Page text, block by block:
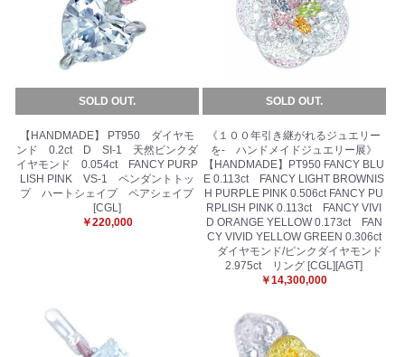
SOLD OUT.
【HANDMADE】 PT950 ダイヤモ
ンド 0.2ct D SI-1 天然ピンクダ
イヤモンド 0.054ct FANCY PURP
LISH PINK VS-1 ペンダントトッ
プ ハートシェイプ ペアシェイプ
[CGL]
￥220,000
SOLD OUT.
《１００年引き継がれるジュエリー
を- ハンドメイドジュエリー展》
【HANDMADE】PT950 FANCY BLU
E 0.113ct FANCY LIGHT BROWNIS
H PURPLE PINK 0.506ct FANCY PU
RPLISH PINK 0.113ct FANCY VIVI
D ORANGE YELLOW 0.173ct FAN
CY VIVID YELLOW GREEN 0.306ct
ダイヤモンド/ピンクダイヤモンド
2.975ct リング [CGL][AGT]
￥14,300,000